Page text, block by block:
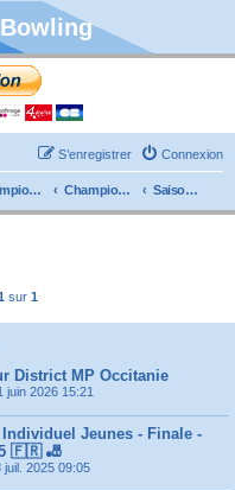
Connexion
S’enregistrer
Championnats de France Championnat Individuels Saison 2024/2025
sur 1
District MP Occitanie
juin 2026 15:21
Jeunes - Finale -
🇫🇷 🎳
juil. 2025 09:05